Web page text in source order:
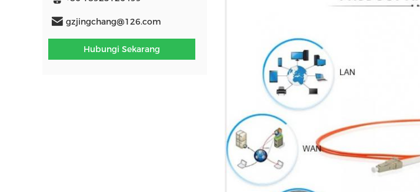
gzjingchang@126.com
Hubungi Sekarang